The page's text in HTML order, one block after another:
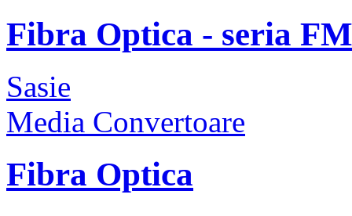
Fibra Optica - seria
Sasie
Media Convertoare
Fibra Optica